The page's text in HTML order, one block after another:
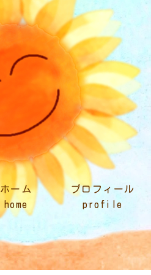
ホーム
home
プロフィール
profile